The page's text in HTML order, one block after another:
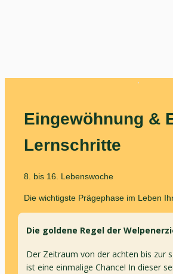
Eingewöhnung &
Lernschritte
8. bis 16. Lebenswoche
Die wichtigste Prägephase im Leben
Die goldene Regel der
Der Zeitraum von der achten bis zur
ist eine einmalige Chance! In dieser